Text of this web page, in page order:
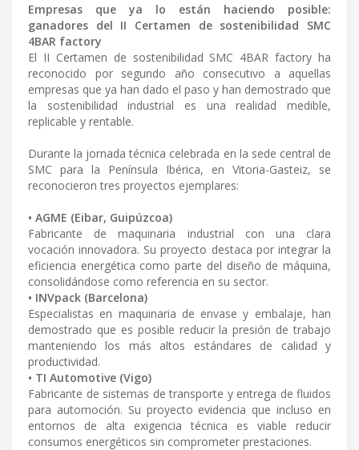
Empresas que ya lo están haciendo posible:
ganadores del II Certamen de sostenibilidad SMC
4BAR factory
El II Certamen de sostenibilidad SMC 4BAR factory ha
reconocido por segundo año consecutivo a aquellas
empresas que ya han dado el paso y han demostrado que
la sostenibilidad industrial es una realidad medible,
replicable y rentable.
Durante la jornada técnica celebrada en la sede central de
SMC para la Península Ibérica, en Vitoria-Gasteiz, se
reconocieron tres proyectos ejemplares:
• AGME (Eibar, Guipúzcoa)
Fabricante de maquinaria industrial con una clara
vocación innovadora. Su proyecto destaca por integrar la
eficiencia energética como parte del diseño de máquina,
consolidándose como referencia en su sector.
• INVpack (Barcelona)
Especialistas en maquinaria de envase y embalaje, han
demostrado que es posible reducir la presión de trabajo
manteniendo los más altos estándares de calidad y
productividad.
• TI Automotive (Vigo)
Fabricante de sistemas de transporte y entrega de fluidos
para automoción. Su proyecto evidencia que incluso en
entornos de alta exigencia técnica es viable reducir
consumos energéticos sin comprometer prestaciones.